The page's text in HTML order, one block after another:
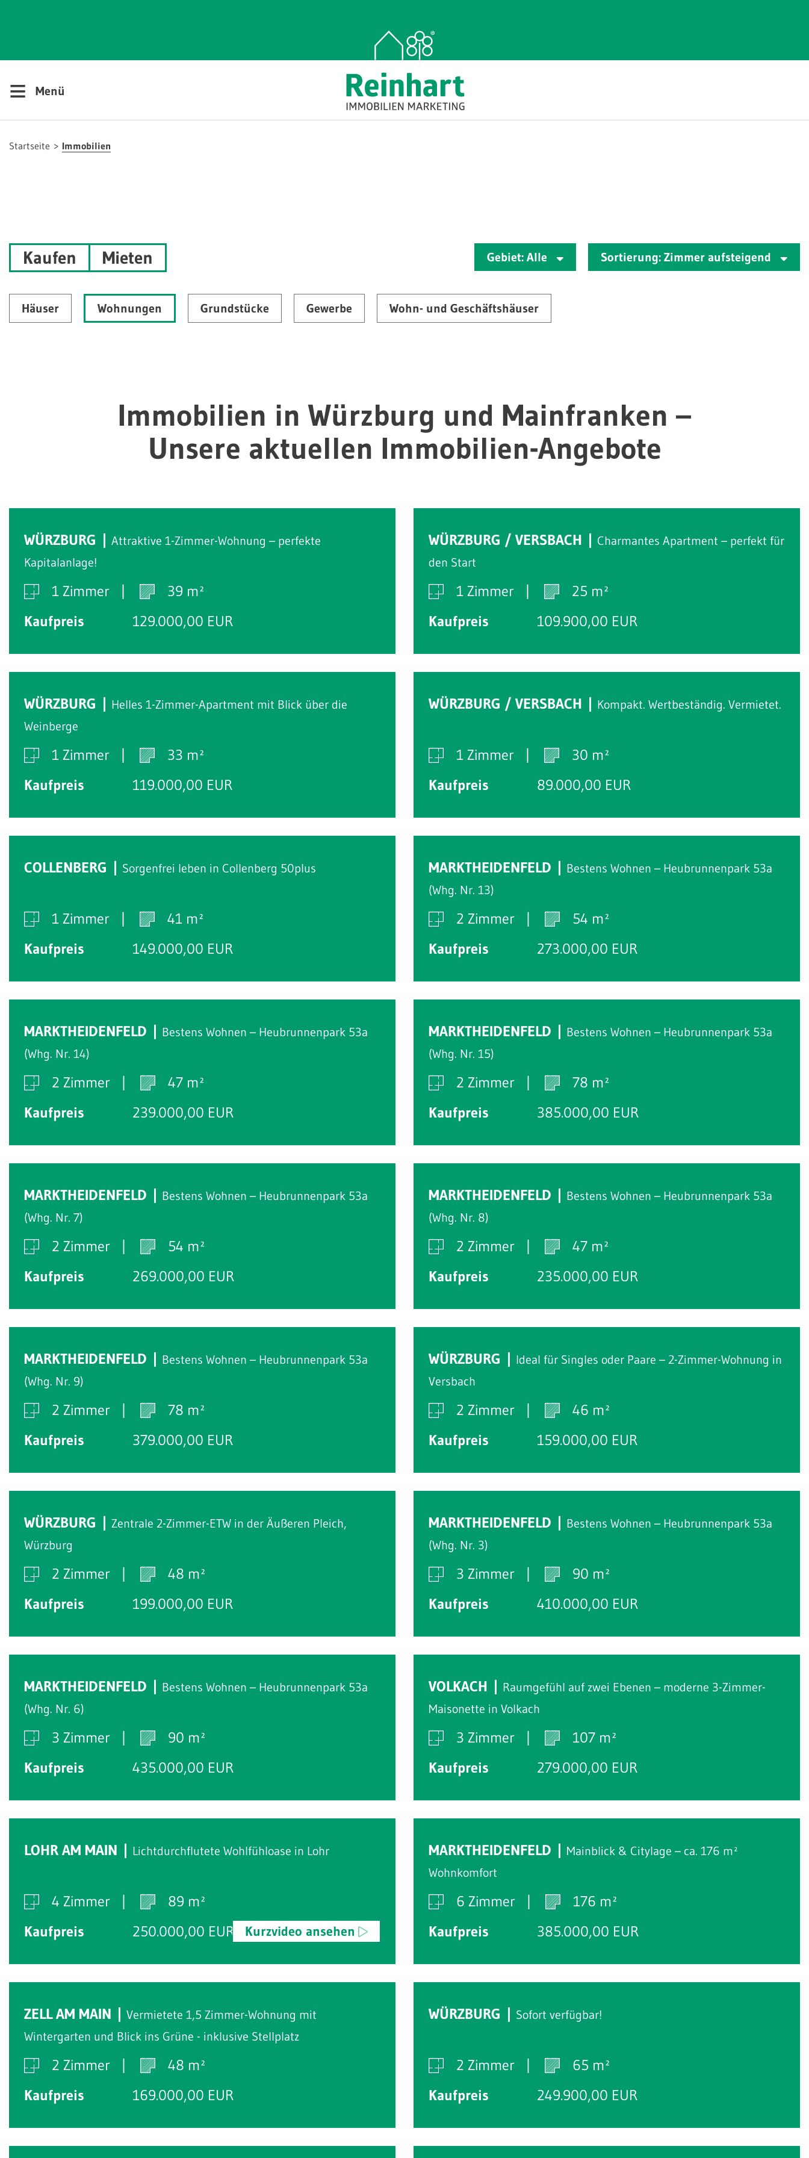
≡ Menü
Startseite Immobilien
Kaufen Mieten Sortierung: Zimmer aufsteigend
Gebiet: Alle
Häuser Wohnungen Grundstücke Gewerbe Wohn- und Geschäftshäuser
Immobilien in Würzburg und Mainfranken –
Unsere aktuellen Immobilien-Angebote
WÜRZBURG
Attraktive 1-Zimmer-Wohnung – perfekte
Kapitalanlage!
1 Zimmer
39 m²
Kaufpreis
129.000,00 EUR
WÜRZBURG / VERSBACH
Charmantes Apartment – perfekt für
den Start
1 Zimmer
25 m²
Kaufpreis
109.900,00 EUR
WÜRZBURG
Helles 1-Zimmer-Apartment mit Blick über die
Weinberge
1 Zimmer
33 m²
Kaufpreis
119.000,00 EUR
WÜRZBURG / VERSBACH Kompakt. Wertbeständig. Vermietet.
1 Zimmer
30 m²
Kaufpreis
89.000,00 EUR
COLLENBERG Sorgenfrei leben in Collenberg 50plus
1 Zimmer
41 m²
Kaufpreis
149.000,00 EUR
MARKTHEIDENFELD
Bestens Wohnen – Heubrunnenpark 53a
(Whg. Nr. 13)
2 Zimmer
54 m²
Kaufpreis
273.000,00 EUR
MARKTHEIDENFELD
Bestens Wohnen – Heubrunnenpark 53a
(Whg. Nr. 14)
2 Zimmer
47 m²
Kaufpreis
239.000,00 EUR
MARKTHEIDENFELD
Bestens Wohnen – Heubrunnenpark 53a
(Whg. Nr. 15)
2 Zimmer
78 m²
Kaufpreis
385.000,00 EUR
MARKTHEIDENFELD
Bestens Wohnen – Heubrunnenpark 53a
(Whg. Nr. 7)
2 Zimmer
54 m²
Kaufpreis
269.000,00 EUR
MARKTHEIDENFELD
Bestens Wohnen – Heubrunnenpark 53a
(Whg. Nr. 8)
2 Zimmer
47 m²
Kaufpreis
235.000,00 EUR
MARKTHEIDENFELD
Bestens Wohnen – Heubrunnenpark 53a
(Whg. Nr. 9)
2 Zimmer
78 m²
Kaufpreis
379.000,00 EUR
WÜRZBURG
Ideal für Singles oder Paare – 2-Zimmer-Wohnung in
Versbach
2 Zimmer
46 m²
Kaufpreis
159.000,00 EUR
WÜRZBURG
Zentrale 2-Zimmer-ETW in der Äußeren Pleich,
Würzburg
2 Zimmer
48 m²
Kaufpreis
199.000,00 EUR
MARKTHEIDENFELD
Bestens Wohnen – Heubrunnenpark 53a
(Whg. Nr. 3)
3 Zimmer
90 m²
Kaufpreis
410.000,00 EUR
MARKTHEIDENFELD
Bestens Wohnen – Heubrunnenpark 53a
(Whg. Nr. 6)
3 Zimmer
90 m²
Kaufpreis
435.000,00 EUR
VOLKACH
Raumgefühl auf zwei Ebenen – moderne 3-Zimmer-
Maisonette in Volkach
3 Zimmer
107 m²
Kaufpreis
279.000,00 EUR
LOHR AM MAIN Lichtdurchflutete Wohlfühloase in Lohr
4 Zimmer
89 m²
Kaufpreis
250.000,00 EUR Kurzvideo ansehen
MARKTHEIDENFELD
Mainblick & Citylage – ca. 176 m²
Wohnkomfort
6 Zimmer
176 m²
Kaufpreis
385.000,00 EUR
ZELL AM MAIN
Vermietete 1,5 Zimmer-Wohnung mit
Wintergarten und Blick ins Grüne - inklusive Stellplatz
2 Zimmer
48 m²
Kaufpreis
169.000,00 EUR
WÜRZBURG Sofort verfügbar!
2 Zimmer
65 m²
Kaufpreis
249.900,00 EUR